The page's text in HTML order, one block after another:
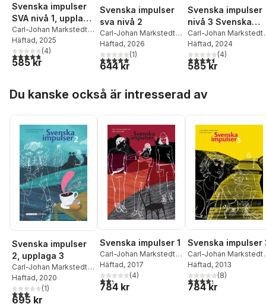
Svenska impulser
SVA nivå 1, upplaga
2
Carl-Johan Markstedt,
Sofia Löwenhielm
Simon Bogren
Häftad, 2025
4,8utav 5 stjärnor. Totalt antal röster:
(4)
585 kr
Svenska impulser
sva nivå 2
Carl-Johan Markstedt,
Simon Bogren
Löwenhielm
Häftad, 2026
5,0utav 5 stjärnor. Totalt antal röster:
(1)
644 kr
Svenska impulser
nivå 3 Svenska
som andraspråk,
upplaga 2
Carl-Johan Markstedt,
Simon Bogren
Häftad, 2024
4,5utav 5 stjärnor.
(4)
585 kr
Du kanske också är intresserad av
Svenska impulser
2, upplaga 3
Carl-Johan Markstedt,
Sven Eriksson
Häftad, 2020
3,0utav 5 stjärnor. Totalt antal röster:
(1)
695 kr
Svenska impulser 1
Carl-Johan Markstedt,
Sven Eriksson
Häftad, 2017
2,3utav 5 stjärnor. Totalt antal röster:
(4)
784 kr
Svenska impulser
Carl-Johan Markstedt,
Sven Eriksson
Häftad, 2013
4,3utav 5 stjärnor.
(8)
784 kr